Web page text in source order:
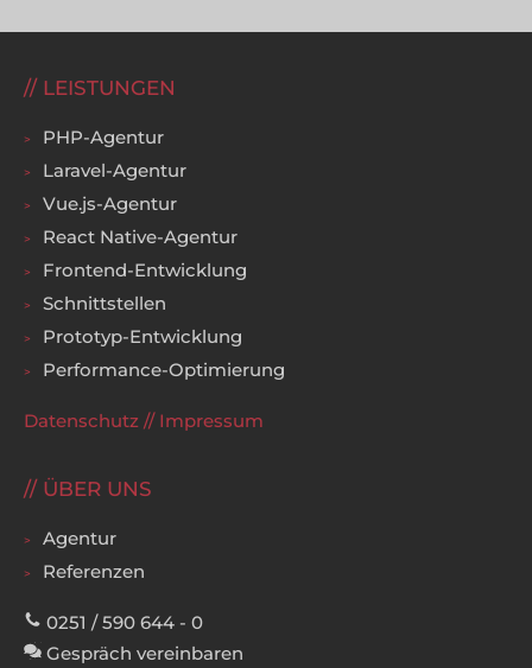
LEISTUNGEN
PHP-Agentur
Laravel-Agentur
Vue.js-Agentur
React Native-Agentur
Frontend-Entwicklung
Schnittstellen
Prototyp-Entwicklung
Performance-Optimierung
Datenschutz // Impressum
ÜBER UNS
Agentur
Referenzen
0251 / 590 644 - 0
Gespräch vereinbaren